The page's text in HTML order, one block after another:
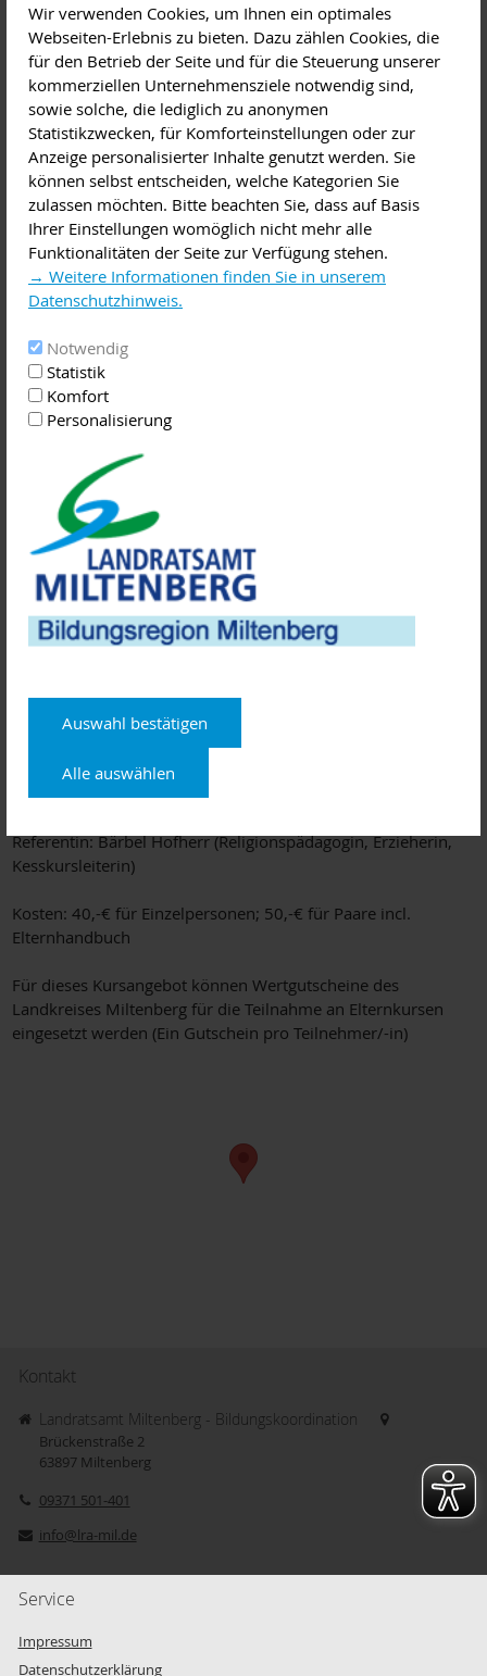
Wir verwenden Cookies, um Ihnen ein optimales
Webseiten-Erlebnis zu bieten. Dazu zählen Cookies, die
für den Betrieb der Seite und für die Steuerung unserer
kommerziellen Unternehmensziele notwendig sind,
sowie solche, die lediglich zu anonymen
Statistikzwecken, für Komforteinstellungen oder zur
Anzeige personalisierter Inhalte genutzt werden. Sie
können selbst entscheiden, welche Kategorien Sie
zulassen möchten. Bitte beachten Sie, dass auf Basis
Ihrer Einstellungen womöglich nicht mehr alle
Funktionalitäten der Seite zur Verfügung stehen.
→ Weitere Informationen finden Sie in unserem
Datenschutzhinweis.
Notwendig
Statistik
Komfort
Personalisierung
Auswahl bestätigen
Alle auswählen
"Kess-erziehen" heißt: Kinder verstehen! Ermutigen! Grenzen
setzen! Kinder zur Mitwirkung gewinnen!
Die Abende nehmen konkrete Situationen der Mütter und
Väter auf, stärken die Eltern und unterstützen sie, ein
wohltuendes Klima in der Familie zu schaffen.
Themen:
Grundbedürfnisse des Kindes erkennen
Selbstwertgefühl des Kindes stärken
Umgang mit schwierigen Erziehungssituationen
Ermutigender und respektvoller Umgang miteiander
Grenzen setzen und Konsequenzen zumuten
Verantwortungsvolles und selbständiges Verhalten des Kindes
fördern
Konflikte gemeinsam mit dem Kind lösen
An fünf Kursabenden können Sic mit Hilfe von Impulsen,
Übungen und im Erfahrungsaustausch mit anderen Eltern
Ihre Fertigkeiten und Kompetenzen in der Erziehung vertiefen
und erweitern.
Termine:
1. Mo., 30.09.2019
2. Mo., 07.10.2019
3. Mo., 14.10.2019
5. Mo., 04.11.2019
jeweils von 20:00 bis 22:00 Uhr im Jugendhaus St. Kilian,
Der Kurs kann nur als Ganzes besucht werden
Referentin: Bärbel Hofherr (Religionspädagogin, Erzieherin,
Kesskursleiterin)
Kosten: 40,-€ für Einzelpersonen; 50,-€ für Paare incl.
Elternhandbuch
Für dieses Kursangebot können Wertgutscheine des
Landkreises Miltenberg für die Teilnahme an Elternkursen
eingesetzt werden (Ein Gutschein pro Teilnehmer/-in)
Kontakt
Landratsamt Miltenberg - Bildungskoordination
Brückenstraße 2
63897 Miltenberg
09371 501-401
info@lra-mil.de
Service
Impressum
Datenschutzerklärung